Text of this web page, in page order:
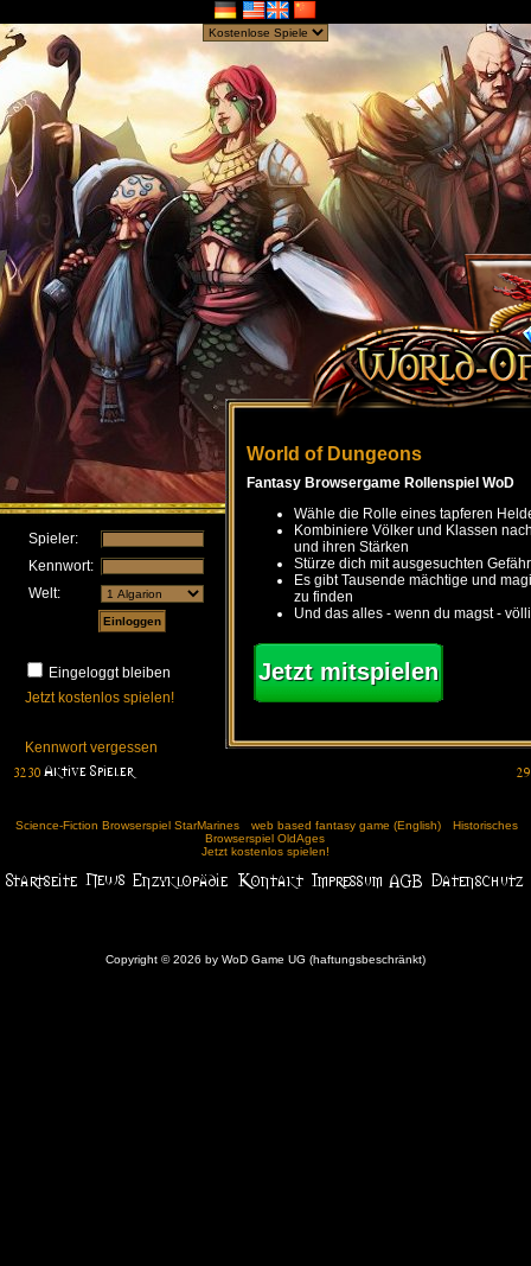
Spieler:
Kennwort:
Welt:
Eingeloggt bleiben
Jetzt kostenlos spielen!
Kennwort vergessen
World of Dungeons
Fantasy Browsergame Rollenspiel WoD
Wähle die Rolle eines tapferen
Kombiniere Völker und Klassen
und ihren Stärken
Stürze dich mit ausgesuchten
Es gibt Tausende mächtige und
zu finden
Und das alles - wenn du magst -
Jetzt mitspielen
Science-Fiction Browserspiel StarMarines web based fantasy game (English)
Historisches
Browserspiel OldAges
Jetzt kostenlos spielen!
Copyright © 2026 by WoD Game UG (haftungsbeschränkt)